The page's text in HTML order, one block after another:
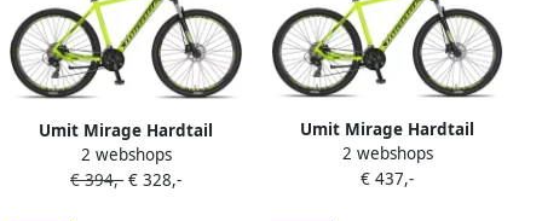
Umit Mirage Hardtail
Mountainbike 27.5 Inch 50
cm Unisex 21V Hydraulische
2 webshops
€ 394,- € 328,-
Umit Mirage Hardtail
Mountainbike 29 Inch 50
cm Unisex 21V Hydraulische
2 webshops
€ 437,-